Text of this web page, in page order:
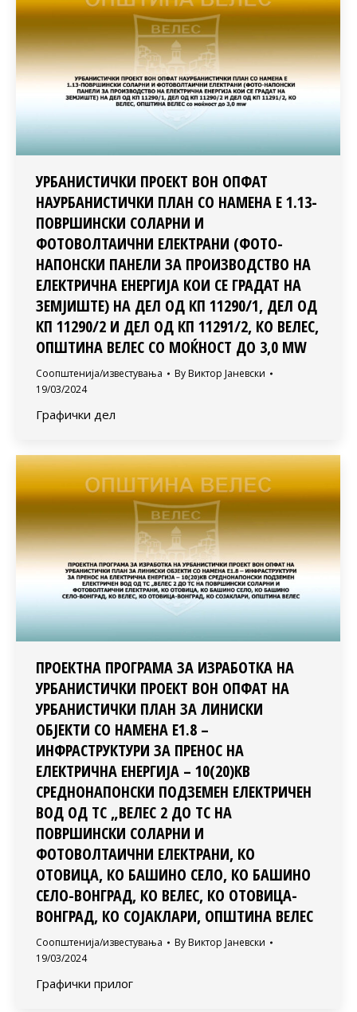
УРБАНИСТИЧКИ ПРОЕКТ ВОН ОПФАТ
НАУРБАНИСТИЧКИ ПЛАН СО НАМЕНА Е 1.13-
ПОВРШИНСКИ СОЛАРНИ И
ФОТОВОЛТАИЧНИ ЕЛЕКТРАНИ (ФОТО-
НАПОНСКИ ПАНЕЛИ ЗА ПРОИЗВОДСТВО НА
ЕЛЕКТРИЧНА ЕНЕРГИЈА КОИ СЕ ГРАДАТ НА
ЗЕМЈИШТЕ) НА ДЕЛ ОД КП 11290/1, ДЕЛ ОД
КП 11290/2 И ДЕЛ ОД КП 11291/2, КО ВЕЛЕС,
ОПШТИНА ВЕЛЕС СО МОЌНОСТ ДО 3,0 MW
Соопштенија/известувања By Виктор Јаневски
19/03/2024
Графички дел
ПРОЕКТНА ПРОГРАМА ЗА ИЗРАБОТКА НА
УРБАНИСТИЧКИ ПРОЕКТ ВОН ОПФАТ НА
УРБАНИСТИЧКИ ПЛАН ЗА ЛИНИСКИ
ОБЈЕКТИ СО НАМЕНА Е1.8 –
ИНФРАСТРУКТУРИ ЗА ПРЕНОС НА
ЕЛЕКТРИЧНА ЕНЕРГИЈА – 10(20)КВ
СРЕДНОНАПОНСКИ ПОДЗЕМЕН ЕЛЕКТРИЧЕН
ВОД ОД ТС „ВЕЛЕС 2 ДО ТС НА
ПОВРШИНСКИ СОЛАРНИ И
ФОТОВОЛТАИЧНИ ЕЛЕКТРАНИ, КО
ОТОВИЦА, КО БАШИНО СЕЛО, КО БАШИНО
СЕЛО-ВОНГРАД, КО ВЕЛЕС, КО ОТОВИЦА-
ВОНГРАД, КО СОЈАКЛАРИ, ОПШТИНА ВЕЛЕС
Соопштенија/известувања By Виктор Јаневски
19/03/2024
Графички прилог